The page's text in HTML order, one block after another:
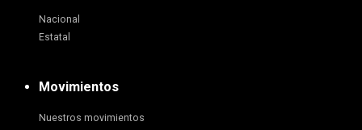
Nacional
Estatal
Movimientos
Nuestros movimientos